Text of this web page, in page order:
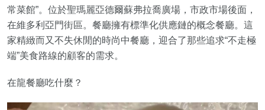
常菜館”。位於聖瑪麗亞德爾蘇弗拉喬廣場，市政市場後面，
在維多利亞門街區。餐廳擁有標準化供應鏈的概念餐廳。這
家精緻而又不失休閒的時尚中餐廳，迎合了那些追求“不走極
端”美食路線的顧客的需求。
在龍餐廳吃什麼？